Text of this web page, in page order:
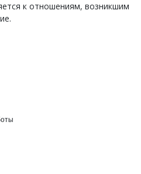
к отношениям, возникшим